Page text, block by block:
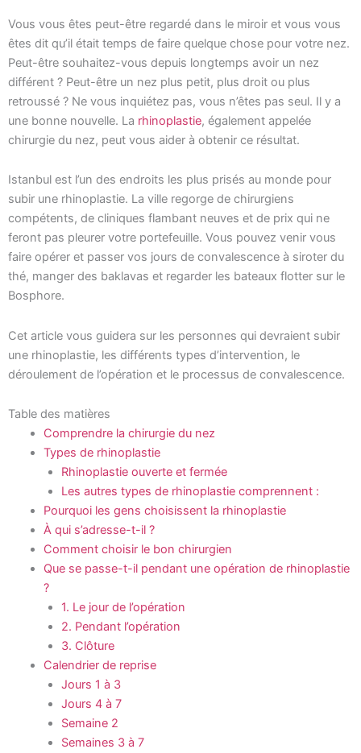
Vous vous êtes peut-être regardé dans le miroir et vous vous
êtes dit qu’il était temps de faire quelque chose pour votre nez.
Peut-être souhaitez-vous depuis longtemps avoir un nez
différent ? Peut-être un nez plus petit, plus droit ou plus
retroussé ? Ne vous inquiétez pas, vous n’êtes pas seul. Il y a
une bonne nouvelle. La rhinoplastie, également appelée
chirurgie du nez, peut vous aider à obtenir ce résultat.
Istanbul est l’un des endroits les plus prisés au monde pour
subir une rhinoplastie. La ville regorge de chirurgiens
compétents, de cliniques flambant neuves et de prix qui ne
feront pas pleurer votre portefeuille. Vous pouvez venir vous
faire opérer et passer vos jours de convalescence à siroter du
thé, manger des baklavas et regarder les bateaux flotter sur le
Bosphore.
Cet article vous guidera sur les personnes qui devraient subir
une rhinoplastie, les différents types d’intervention, le
déroulement de l’opération et le processus de convalescence.
Table des matières
Comprendre la chirurgie du nez
Types de rhinoplastie
Rhinoplastie ouverte et fermée
Les autres types de rhinoplastie comprennent :
Pourquoi les gens choisissent la rhinoplastie
À qui s’adresse-t-il ?
Comment choisir le bon chirurgien
Que se passe-t-il pendant une opération de rhinoplastie
?
1. Le jour de l’opération
2. Pendant l’opération
3. Clôture
Calendrier de reprise
Jours 1 à 3
Jours 4 à 7
Semaine 2
Semaines 3 à 7